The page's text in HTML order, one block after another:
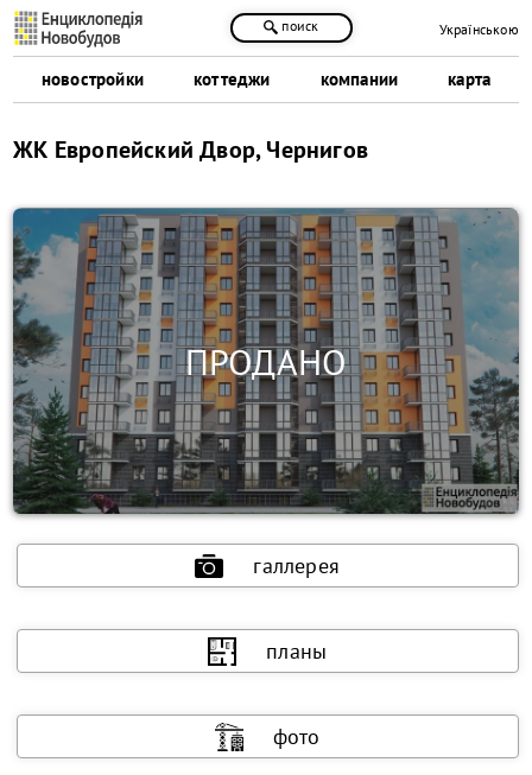
новостройки коттеджи компании карта
поиск Українською
ЖК Европейский Двор, Чернигов
галлерея
планы
фото